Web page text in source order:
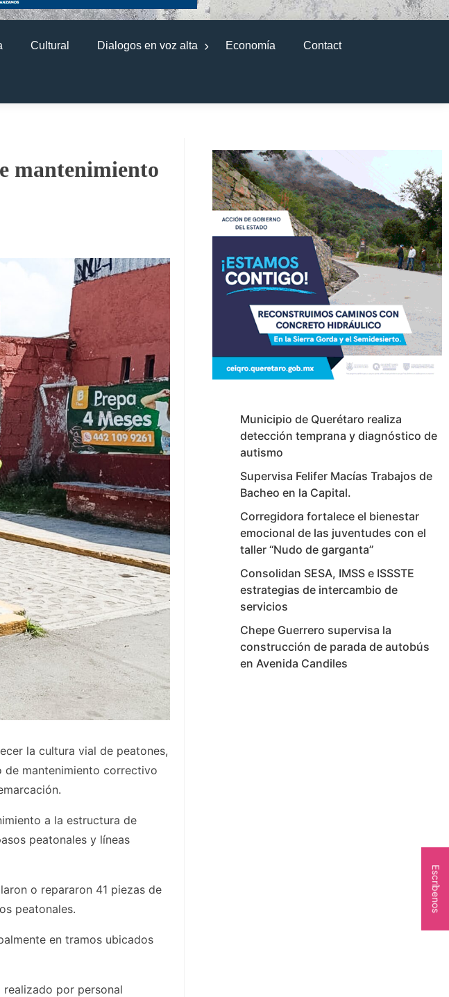
Cultural Dialogos en voz alta Economía Contact
mantenimiento
la cultura vial de peatones,
de mantenimiento correctivo
a la estructura de
peatonales y líneas
o repararon 41 piezas de
peatonales.
en tramos ubicados
por personal
Municipio de Querétaro realiza
detección temprana y diagnóstico de
autismo
Supervisa Felifer Macías Trabajos de
Bacheo en la Capital.
Corregidora fortalece el bienestar
emocional de las juventudes con el
taller ‘‘Nudo de garganta’’
Consolidan SESA, IMSS e ISSSTE
estrategias de intercambio de
servicios
Chepe Guerrero supervisa la
construcción de parada de autobús
en Avenida Candiles
Escríbenos